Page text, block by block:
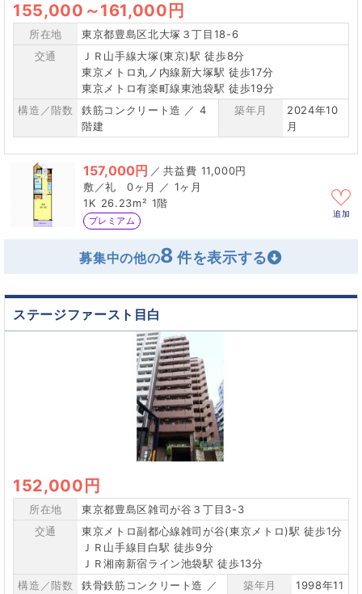
155,000 ～161,000円
所在地
東京都豊島区北大塚３丁目18-6
交通
ＪＲ山手線大塚(東京)駅 徒歩8分
東京メトロ丸ノ内線新大塚駅 徒歩17分
東京メトロ有楽町線東池袋駅 徒歩19分
構造／階数
鉄筋コンクリート造 ／ 4
階建
築年月
2024年10
月
157,000円 ／
11,000円
0ヶ月 ／ 1ヶ月
1K 26.23m² 1階
プレミアム
追加
募集中の他の8
ステージファースト目白
152,000円
所在地
東京都豊島区雑司が谷３丁目3-3
交通
東京メトロ副都心線雑司が谷(東京メトロ)駅 徒歩1分
ＪＲ山手線目白駅 徒歩9分
ＪＲ湘南新宿ライン池袋駅 徒歩13分
構造／階数
鉄骨鉄筋コンクリート造 ／
築年月
1998年11